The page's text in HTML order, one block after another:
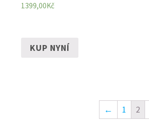
1399,00Kč
KUP NYNÍ
← 1 2